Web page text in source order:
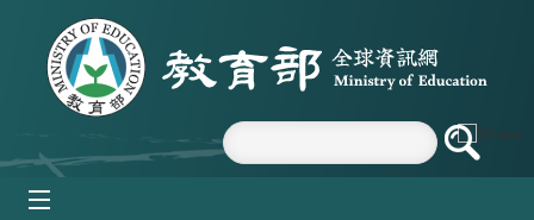
跳到主要內容區塊